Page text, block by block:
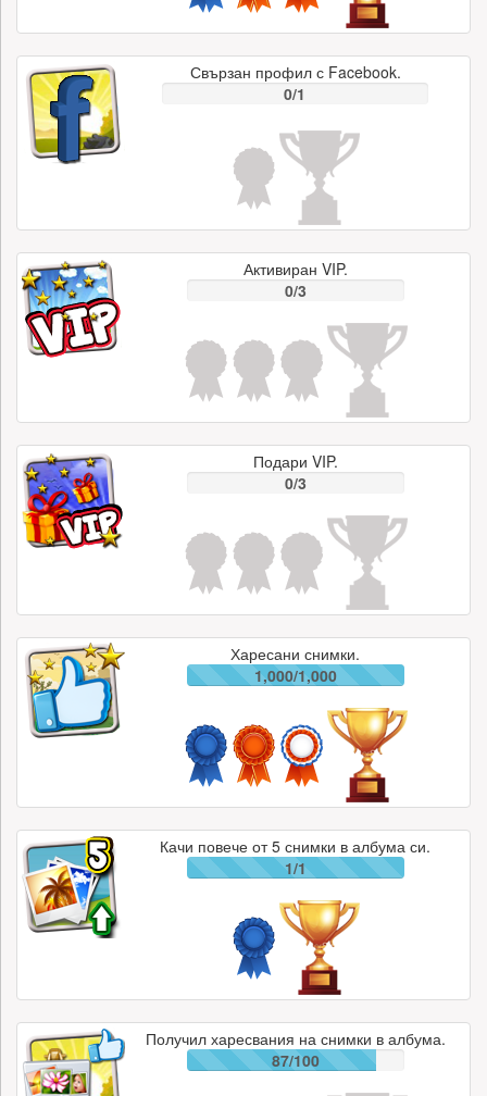
Свързан профил с Facebook.
0/1
Активиран VIP.
0/3
Подари VIP.
0/3
Харесани снимки.
1,000/1,000
Качи повече от 5 снимки в албума си.
1/1
Получил харесвания на снимки в албума.
87/100